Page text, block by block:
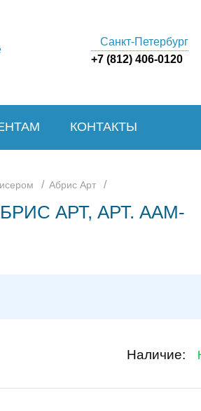
Санкт-Петербург
+7 (812) 406-0120
КОНТАКТЫ
/ Абрис Арт /
АРТ, АРТ. AAM-
Наличие: